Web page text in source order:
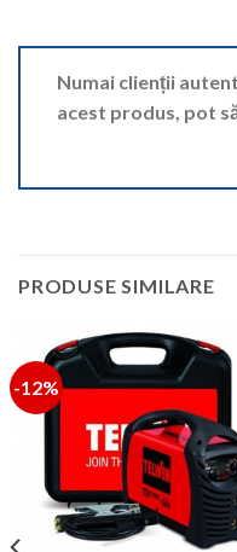
Numai clienții
acest produs, pot
PRODUSE SIMILARE
-12%